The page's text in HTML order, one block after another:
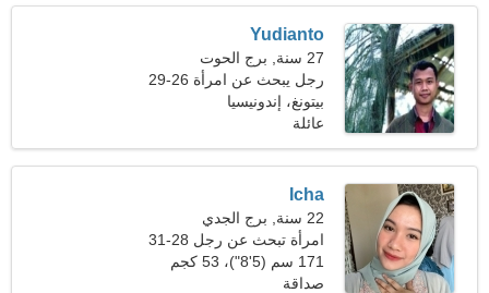
Yudianto
27 سنة, برج الحوت
رجل يبحث عن امرأة 26-29
بيتونغ، إندونيسيا
عائلة
Icha
22 سنة, برج الجدي
امرأة تبحث عن رجل 28-31
171 سم (5'8")، 53 كجم
(116 رطلا)
صداقة